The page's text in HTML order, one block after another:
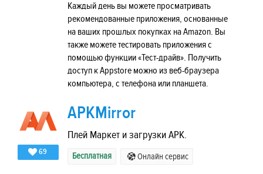
Каждый день вы можете просматривать
рекомендованные приложения, основанные
на ваших прошлых покупках на Amazon. Вы
также можете тестировать приложения с
помощью функции «Тест-драйв». Получить
доступ к Appstore можно из веб-браузера
компьютера, с телефона или планшета.
69
APKMirror
Плей Маркет и загрузки APK.
Бесплатная Онлайн сервис